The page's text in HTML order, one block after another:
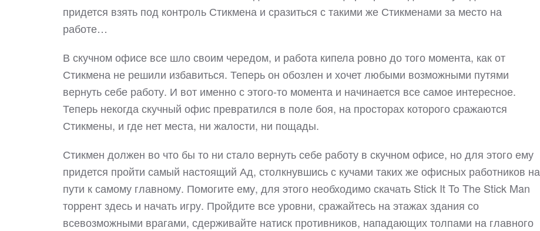
придется взять под контроль Стикмена и сразиться с такими же Стикменами за место на
работе…
В скучном офисе все шло своим чередом, и работа кипела ровно до того момента, как от
Стикмена не решили избавиться. Теперь он обозлен и хочет любыми возможными путями
вернуть себе работу. И вот именно с этого-то момента и начинается все самое интересное.
Теперь некогда скучный офис превратился в поле боя, на просторах которого сражаются
Стикмены, и где нет места, ни жалости, ни пощады.
Стикмен должен во что бы то ни стало вернуть себе работу в скучном офисе, но для этого ему
придется пройти самый настоящий Ад, столкнувшись с кучами таких же офисных работников на
пути к самому главному. Помогите ему, для этого необходимо скачать Stick It To The Stick Man
торрент здесь и начать игру. Пройдите все уровни, сражайтесь на этажах здания со
всевозможными врагами, сдерживайте натиск противников, нападающих толпами на главного